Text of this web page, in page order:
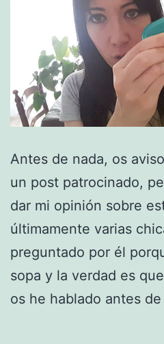
Antes de nada, os
un post patrocinado,
dar mi opinión sobre
últimamente varias
preguntado por él
sopa y la verdad es
os he hablado antes